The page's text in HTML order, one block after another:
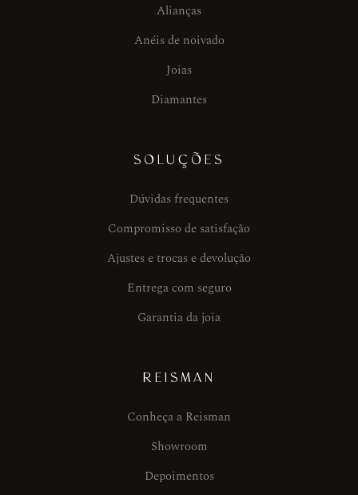
Alianças
Anéis de noivado
Joias
Diamantes
SOLUÇÕES
Dúvidas frequentes
Compromisso de satisfação
Ajustes e trocas e devolução
Entrega com seguro
Garantia da joia
REISMAN
Conheça a Reisman
Showroom
Depoimentos